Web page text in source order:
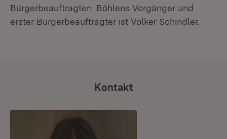
Bürgerbeauftragten. Böhlens Vorgänger und
erster Bürgerbeauftragter ist Volker Schindler.
Kontakt